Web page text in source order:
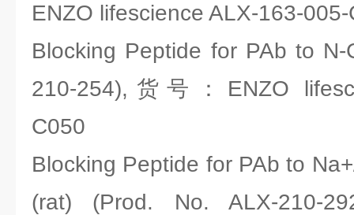
ENZO lifescience ALX-163-
Blocking Peptide for PAb to
210-254),货号：ENZO
C050
Blocking Peptide for PAb to
(rat) (Prod. No. ALX-210-